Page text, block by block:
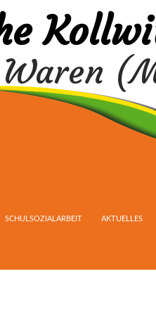
Waren
SCHULSOZIALARBEIT AKTUELLES